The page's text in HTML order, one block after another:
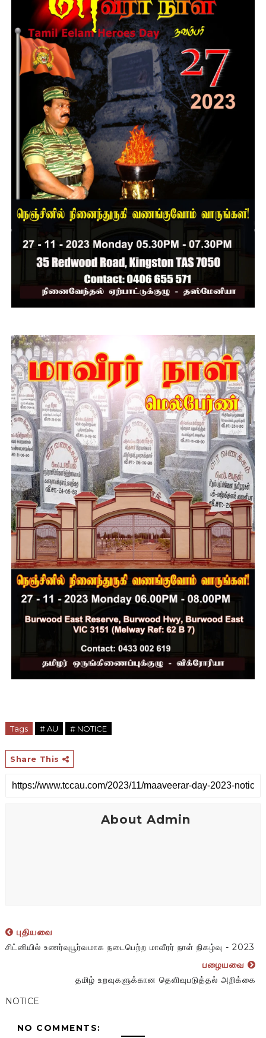
Tags # AU # NOTICE
Share This
About Admin
புதியவை
சிட்னியில் உணர்வுபூர்வமாக நடைபெற்ற மாவீரர் நாள் நிகழ்வு - 2023
பழையவை
தமிழ் உறவுகளுக்கான தெளிவுபடுத்தல் அறிக்கை
NOTICE
NO COMMENTS: